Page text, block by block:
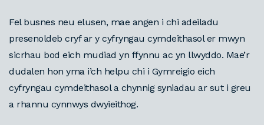
Fel busnes neu elusen, mae angen i chi adeiladu
presenoldeb cryf ar y cyfryngau cymdeithasol er mwyn
sicrhau bod eich mudiad yn ffynnu ac yn llwyddo. Mae’r
dudalen hon yma i’ch helpu chi i Gymreigio eich
cyfryngau cymdeithasol a chynnig syniadau ar sut i greu
a rhannu cynnwys dwyieithog.